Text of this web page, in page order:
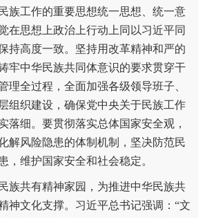
族工作的重要思想统一思想、统一意
在思想上政治上行动上同以习近平同
持高度一致。坚持用改革精神和严的
牢中华民族共同体意识的要求贯穿干
理全过程，全面加强各级领导班子、
组织建设，确保党中央关于民族工作
落细。要贯彻落实总体国家安全观，
解风险隐患的体制机制，坚决防范民
，维护国家安全和社会稳定。
共有精神家园，为推进中华民族共
神文化支撑。习近平总书记强调：“文